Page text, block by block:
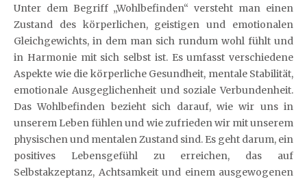
Unter dem Begriff „Wohlbefinden“ versteht man einen
Zustand des körperlichen, geistigen und emotionalen
Gleichgewichts, in dem man sich rundum wohl fühlt und
in Harmonie mit sich selbst ist. Es umfasst verschiedene
Aspekte wie die körperliche Gesundheit, mentale Stabilität,
emotionale Ausgeglichenheit und soziale Verbundenheit.
Das Wohlbefinden bezieht sich darauf, wie wir uns in
unserem Leben fühlen und wie zufrieden wir mit unserem
physischen und mentalen Zustand sind. Es geht darum, ein
positives Lebensgefühl zu erreichen, das auf
Selbstakzeptanz, Achtsamkeit und einem ausgewogenen